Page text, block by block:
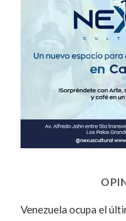
Venezuela ocupa el